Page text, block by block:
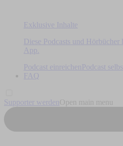
Exklusive Inhalte
Diese Podcasts und Hörbücher
App.
Podcast einreichen
Podcast
FAQ
Supporter werden Open main menu